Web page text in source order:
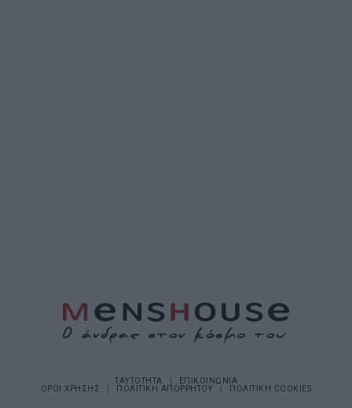
ΤΑΥΤΟΤΗΤΑ
ΕΠΙΚΟΙΝΩΝΙΑ
ΟΡΟΙ ΧΡΗΣΗΣ
ΠΟΛΙΤΙΚΗ ΑΠΟΡΡΗΤΟΥ ΠΟΛΙΤΙΚΗ COOKIES